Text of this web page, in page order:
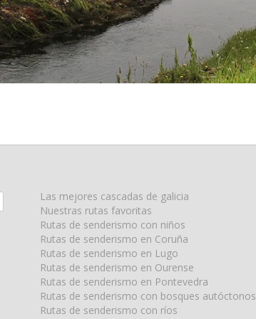
Las mejores cascadas de galicia
Nuestras rutas favoritas
Rutas de senderismo con niños
Rutas de senderismo en Coruña
Rutas de senderismo en Lugo
Rutas de senderismo en Ourense
Rutas de senderismo en Pontevedra
Rutas de senderismo con bosques autóctonos
Rutas de senderismo con ríos